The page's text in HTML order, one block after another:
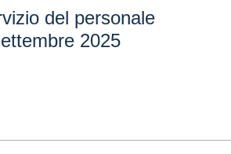
del personale
2025